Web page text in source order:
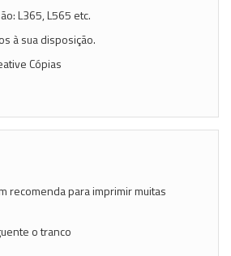
L365, L565 etc.
à sua disposição.
Cópias
recomenda para imprimir muitas
o tranco